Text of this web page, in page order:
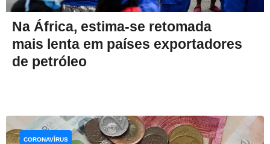
Na África, estima-se retomada
mais lenta em países exportadores
de petróleo
CORONAVÍRUS